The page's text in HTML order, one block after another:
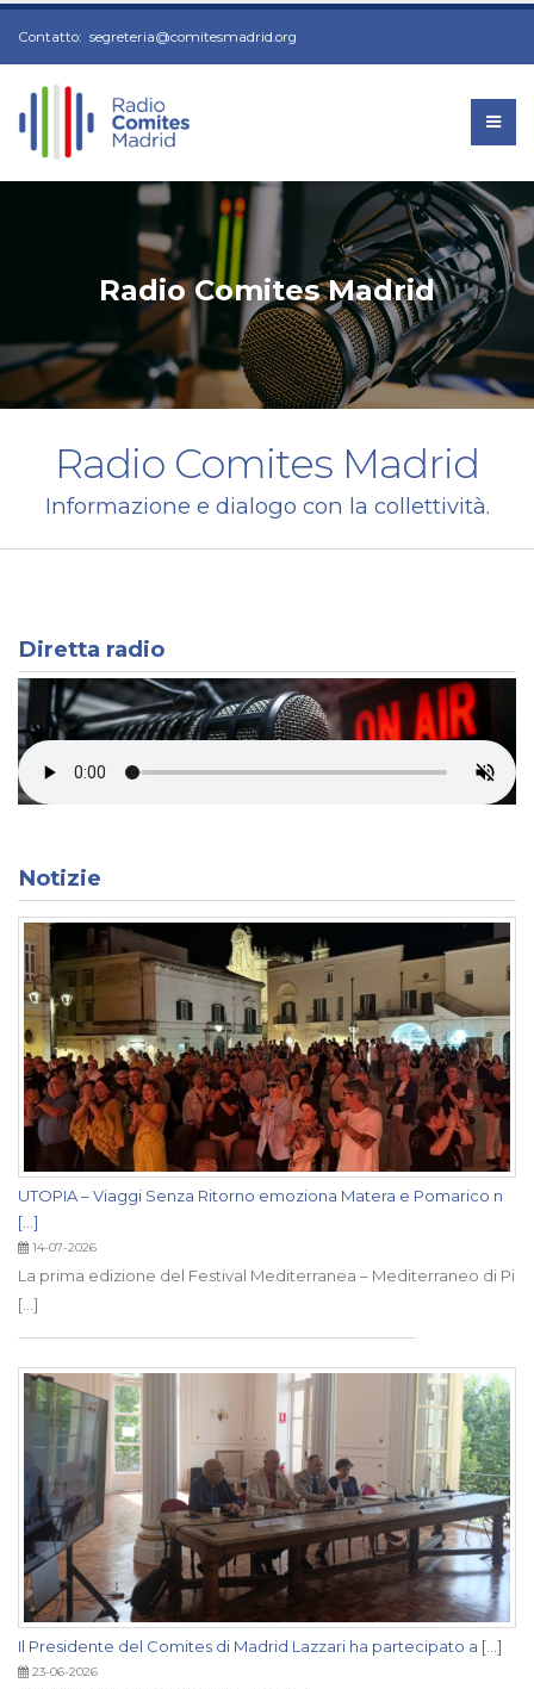
Contatto: segreteria@comitesmadrid.org
Radio Comites Madrid
Radio Comites Madrid
Informazione e dialogo con la collettività.
Diretta radio
Notizie
UTOPIA – Viaggi Senza Ritorno emoziona Matera e Pomarico n
[...]
14-07-2026
La prima edizione del Festival Mediterranea – Mediterraneo di Pi
[...]
Il Presidente del Comites di Madrid Lazzari ha partecipato a [...]
23-06-2026